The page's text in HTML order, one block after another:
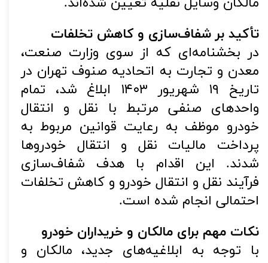
تأکید بر شفاف‌سازی و کاهش تخلفات
در بخشنامه‌ای که از سوی وزارت صنعت،
معدن و تجارت به اتحادیه صنوف تهران در
تاریخ ۱۹ شهریور ۱۴۰۳ ابلاغ شد، تمام
واحدهای صنفی مرتبط با نقل و انتقال
خودرو موظف به رعایت قوانین مربوط به
پرداخت مالیات نقل و انتقال خودروها
شدند. این اقدام با هدف شفاف‌سازی
فرآیند نقل و انتقال خودرو و کاهش تخلفات
احتمالی انجام شده است.
نکات مهم برای مالکان و خریداران خودرو
با توجه به ابلاغیه‌های جدید، مالکان و